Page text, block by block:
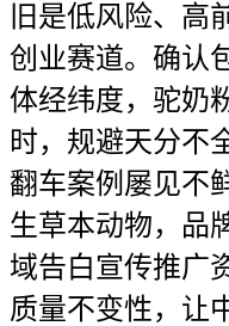
旧是低风险、高
创业赛道。确认
体经纬度，驼奶
时，规避天分不
翻车案例屡见不
生草本动物，品
域告白宣传推广
质量不变性，让